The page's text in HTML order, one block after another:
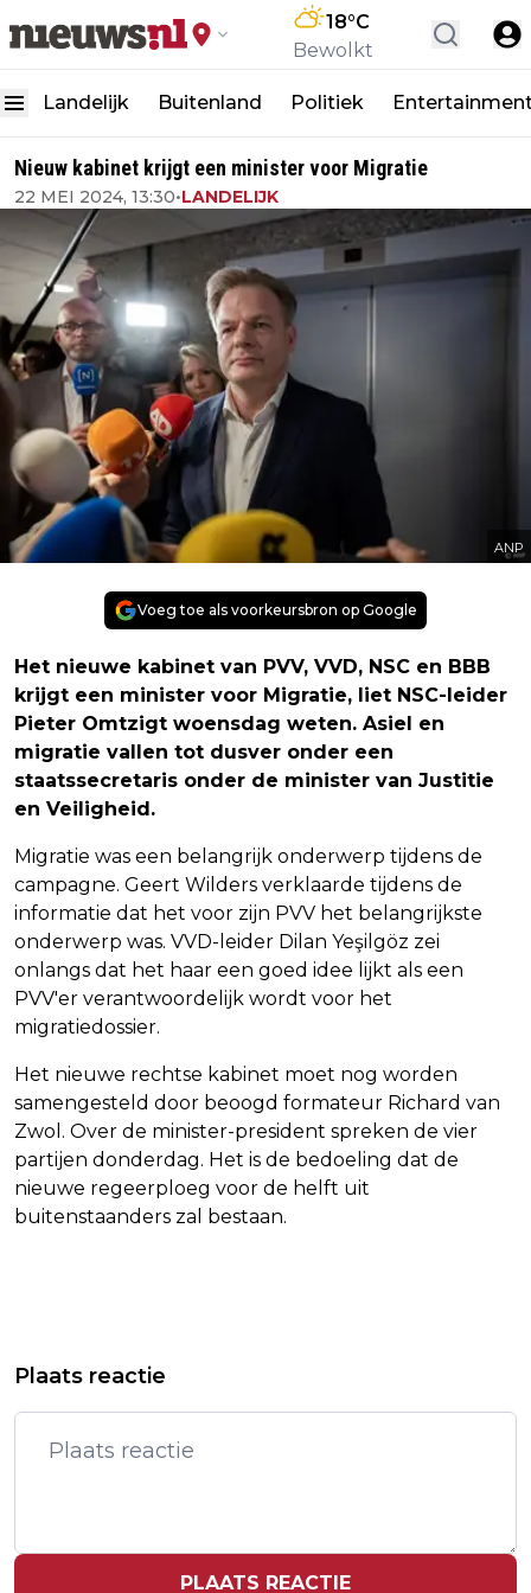
18°C
Bewolkt
Landelijk Buitenland Politiek
Nieuw kabinet krijgt een minister voor Migratie
22 MEI 2024, 13:30•LANDELIJK
ANP
Voeg toe als voorkeursbron op Google
Het nieuwe kabinet van PVV, VVD, NSC en BBB
krijgt een minister voor Migratie, liet NSC-leider
Pieter Omtzigt woensdag weten. Asiel en
migratie vallen tot dusver onder een
staatssecretaris onder de minister van Justitie
en Veiligheid.
Migratie was een belangrijk onderwerp tijdens de
campagne. Geert Wilders verklaarde tijdens de
informatie dat het voor zijn PVV het belangrijkste
onderwerp was. VVD-leider Dilan Yeşilgöz zei
onlangs dat het haar een goed idee lijkt als een
PVV'er verantwoordelijk wordt voor het
migratiedossier.
Het nieuwe rechtse kabinet moet nog worden
samengesteld door beoogd formateur Richard van
Zwol. Over de minister-president spreken de vier
partijen donderdag. Het is de bedoeling dat de
nieuwe regeerploeg voor de helft uit
buitenstaanders zal bestaan.
ONTSLAGRONDE BIJ TIKTOK OP
EU-ENQUÊTE: WEINIG AANDACHT
VOOR CYBERVEILIGHEID BIJ
BEDRIJVEN
Plaats reactie
PLAATS REACTIE